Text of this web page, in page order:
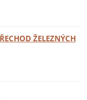
ŽELEZNÝCH